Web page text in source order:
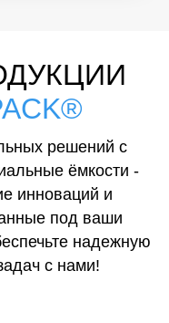
решений с
ёмкости -
инноваций и
под ваши
надежную
с нами!